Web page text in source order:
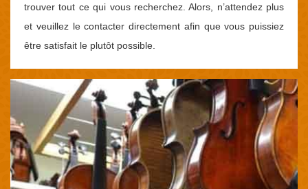
trouver tout ce qui vous recherchez. Alors, n’attendez plus
et veuillez le contacter directement afin que vous puissiez
être satisfait le plutôt possible.